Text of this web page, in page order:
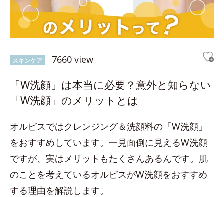
スキンケア 7660 view
「W洗顔」は本当に必要？意外と知らない
「W洗顔」のメリットとは
オルビスではクレンジング＆洗顔料の「W洗顔」
をおすすめしています。一見面倒に見えるW洗顔
ですが、実はメリットもたくさんあるんです。肌
のことを考えているオルビスがW洗顔をおすすめ
する理由を解説します。